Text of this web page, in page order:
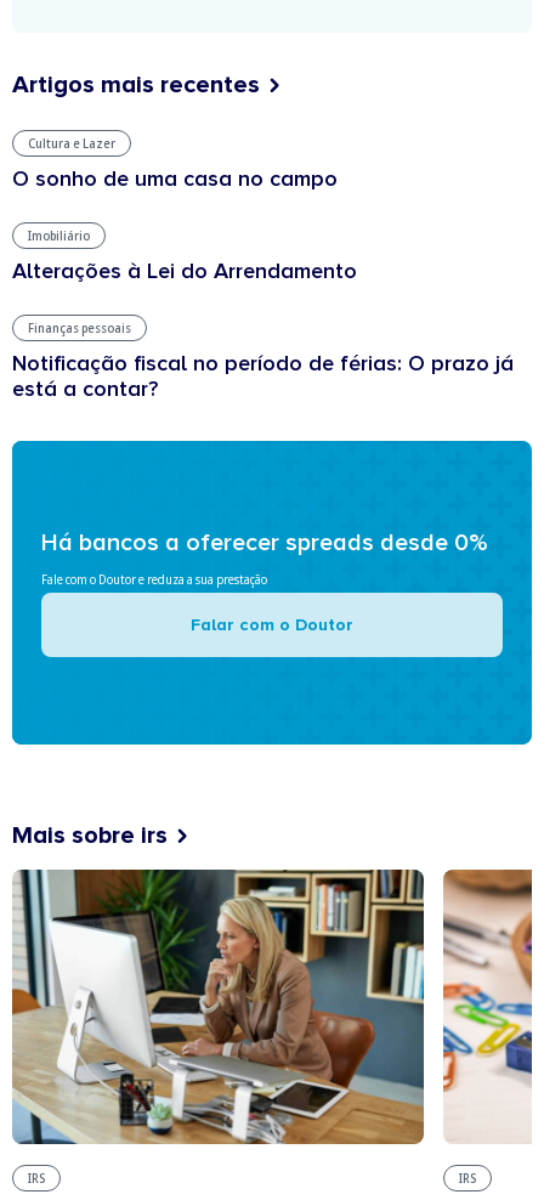
Artigos mais recentes
Cultura e Lazer
O sonho de uma casa no campo
Imobiliário
Alterações à Lei do Arrendamento
Finanças pessoais
Notificação fiscal no período de férias: O prazo já
está a contar?
Há bancos a oferecer spreads desde 0%
Fale com o Doutor e reduza a sua prestação
Falar com o Doutor
Mais sobre irs
IRS IRS